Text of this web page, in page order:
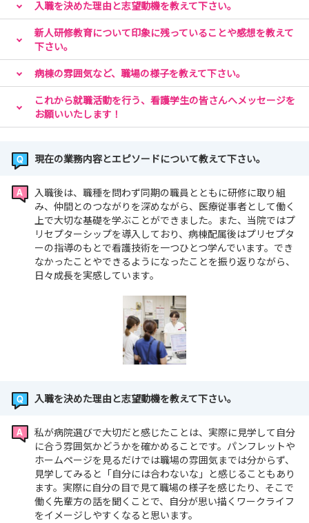
入職を決めた理由と志望動機を教えて下さい。
新人研修教育について印象に残っていることや感想を教えて
下さい。
病棟の雰囲気など、職場の様子を教えて下さい。
これから就職活動を行う、看護学生の皆さんへメッセージを
お願いいたします！
現在の業務内容とエピソードについて教えて下さい。
入職後は、職種を問わず同期の職員とともに研修に取り組
み、仲間とのつながりを深めながら、医療従事者として働く
上で大切な基礎を学ぶことができました。また、当院ではプ
リセプターシップを導入しており、病棟配属後はプリセプタ
ーの指導のもとで看護技術を一つひとつ学んでいます。でき
なかったことやできるようになったことを振り返りながら、
日々成長を実感しています。
入職を決めた理由と志望動機を教えて下さい。
私が病院選びで大切だと感じたことは、実際に見学して自分
に合う雰囲気かどうかを確かめることです。パンフレットや
ホームページを見るだけでは職場の雰囲気までは分からず、
見学してみると「自分には合わないな」と感じることもあり
ます。実際に自分の目で見て職場の様子を感じたり、そこで
働く先輩方の話を聞くことで、自分が思い描くワークライフ
をイメージしやすくなると思います。